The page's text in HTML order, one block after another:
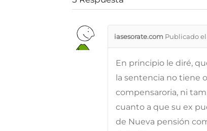
iasesorate.com Publicado
En principio le diré,
la sentencia no tiene
compensaroria, ni
cuanto a que su ex
de Nueva pensión